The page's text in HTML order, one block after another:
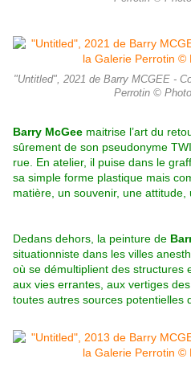
"Untitled", 2021 de Barry MCGEE -
Perrotin ©
Barry McGee maitrise l’art du
sûrement de son pseudonyme
rue. En atelier, il puise dans le
sa simple forme plastique mais
matière, un souvenir, une attitude,
Dedans dehors, la peinture de
situationniste dans les villes
où se démultiplient des structures
aux vies errantes, aux vertiges
toutes autres sources potentielles